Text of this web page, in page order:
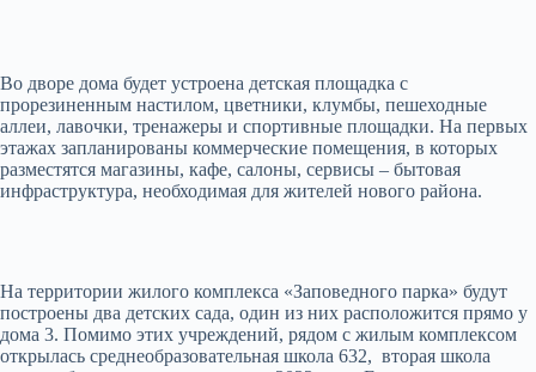
Во дворе дома будет устроена детская площадка с
прорезиненным настилом, цветники, клумбы, пешеходные
аллеи, лавочки, тренажеры и спортивные площадки. На первых
этажах запланированы коммерческие помещения, в которых
разместятся магазины, кафе, салоны, сервисы – бытовая
инфраструктура, необходимая для жителей нового района.
На территории жилого комплекса «Заповедного парка» будут
построены два детских сада, один из них расположится прямо у
дома 3. Помимо этих учреждений, рядом с жилым комплексом
открылась среднеобразовательная школа 632, вторая школа